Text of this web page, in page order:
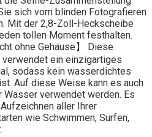
sich vom blinden Fotografieren
Mit der 2,8-Zoll-Heckscheibe
tollen Moment festhalten.
ohne Gehäuse】 Diese
ein einzigartiges
sodass kein wasserdichtes
Auf diese Weise kann es auch
verwendet werden. Es
aller Ihrer
wie Schwimmen, Surfen,